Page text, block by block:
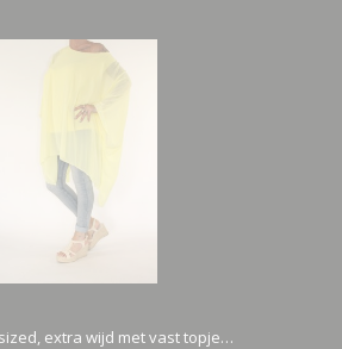
extra wijd met vast topje…